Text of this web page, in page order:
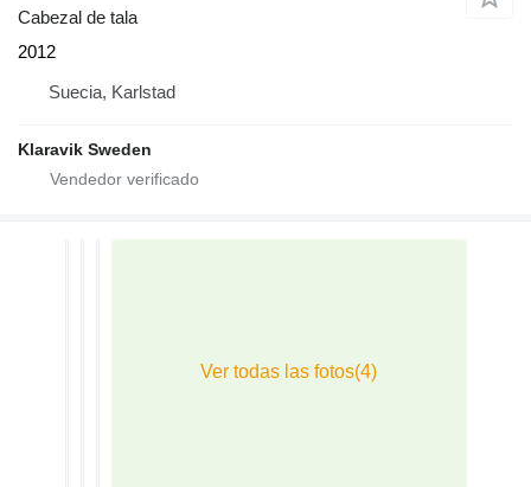
Cabezal de tala
2012
Suecia, Karlstad
Klaravik Sweden